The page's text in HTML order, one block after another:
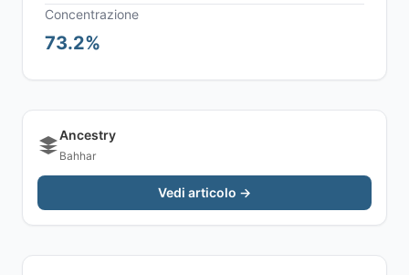
Concentrazione
73.2%
Ancestry
Bahhar
Vedi articolo →